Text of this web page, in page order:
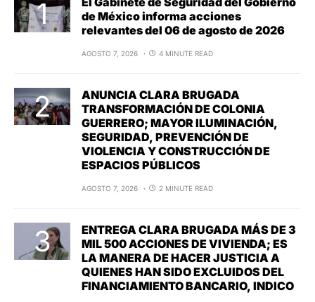
de México informa acciones
relevantes del 06 de agosto de 2026
AGOSTO 7, 2026 4 MINUTE READ
ANUNCIA CLARA BRUGADA
TRANSFORMACIÓN DE COLONIA
GUERRERO; MAYOR ILUMINACIÓN,
SEGURIDAD, PREVENCIÓN DE
VIOLENCIA Y CONSTRUCCIÓN DE
ESPACIOS PÚBLICOS
AGOSTO 7, 2026 2 MINUTE READ
ENTREGA CLARA BRUGADA MÁS DE 3
MIL 500 ACCIONES DE VIVIENDA; ES
LA MANERA DE HACER JUSTICIA A
QUIENES HAN SIDO EXCLUIDOS DEL
FINANCIAMIENTO BANCARIO, INDICO